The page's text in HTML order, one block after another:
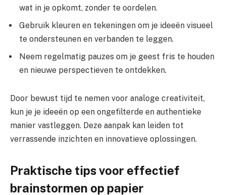
wat in je opkomt, zonder te oordelen.
Gebruik kleuren en tekeningen om je ideeën visueel
te ondersteunen en verbanden te leggen.
Neem regelmatig pauzes om je geest fris te houden
en nieuwe perspectieven te ontdekken.
Door bewust tijd te nemen voor analoge creativiteit,
kun je je ideeën op een ongefilterde en authentieke
manier vastleggen. Deze aanpak kan leiden tot
verrassende inzichten en innovatieve oplossingen.
Praktische tips voor effectief
brainstormen op papier